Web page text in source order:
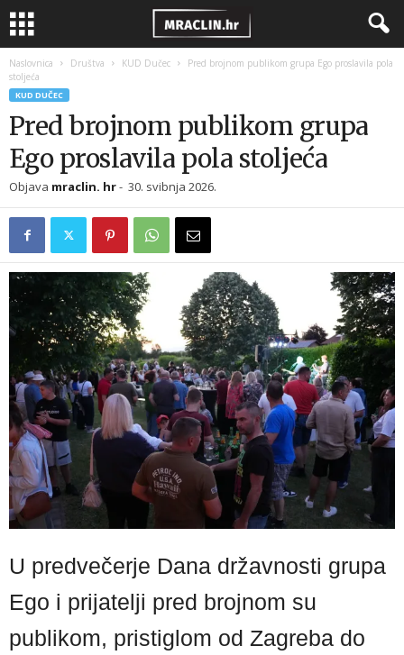
Naslovnica Društva KUD Dučec
Pred brojnom publikom grupa Ego proslavila pola
stoljeća
KUD DUČEC
Pred brojnom publikom grupa
Ego proslavila pola stoljeća
Objava mraclin. hr- 30. svibnja 2026.
U predvečerje Dana državnosti grupa
Ego i prijatelji pred brojnom su
publikom, pristiglom od Zagreba do